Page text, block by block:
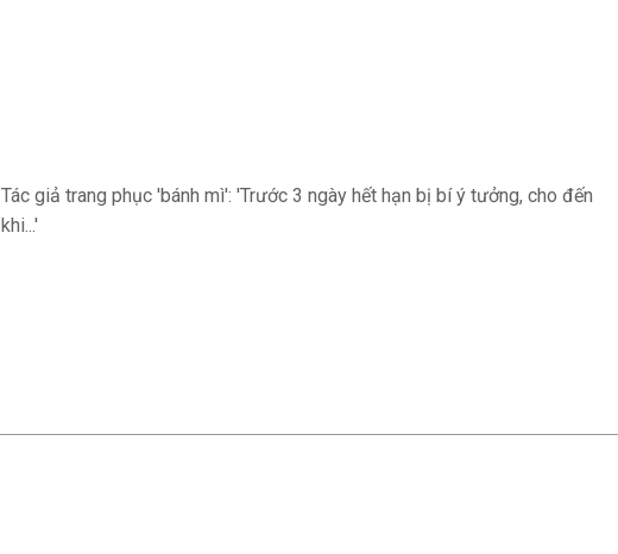
Tác giả trang phục 'bánh mì': 'Trước 3 ngày hết hạn bị bí ý tưởng, cho đến
khi...'